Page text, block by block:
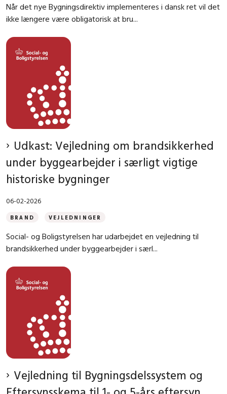
Når det nye Bygningsdirektiv implementeres i dansk ret vil det
ikke længere være obligatorisk at bru...
Udkast: Vejledning om brandsikkerhed
under byggearbejder i særligt vigtige
historiske bygninger
06-02-2026
BRAND VEJLEDNINGER
Social- og Boligstyrelsen har udarbejdet en vejledning til
brandsikkerhed under byggearbejder i særl...
Vejledning til Bygningsdelssystem og